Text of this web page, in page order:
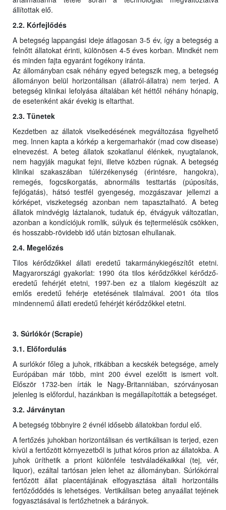
állítottak elő.
2.2. Kórfejlődés
A betegség lappangási ideje átlagosan 3-5 év, így a betegség a
felnőtt állatokat érinti, különösen 4-5 éves korban. Mindkét nem
és minden fajta egyaránt fogékony iránta.
Az állományban csak néhány egyed betegszik meg, a betegség
állományon belül horizontálisan (állatról-állatra) nem terjed. A
betegség klinikai lefolyása általában két héttől néhány hónapig,
de esetenként akár évekig is eltarthat.
2.3. Tünetek
Kezdetben az állatok viselkedésének megváltozása figyelhető
meg. Innen kapta a kórkép a kergemarhakór (mad cow disease)
elnevezést. A beteg állatok szokatlanul élénkek, nyugtalanok,
nem hagyják magukat fejni, illetve közben rúgnak. A betegség
klinikai szakaszában túlérzékenység (érintésre, hangokra),
remegés, fogcsikorgatás, abnormális testtartás (púposítás,
fejlógatás), hátsó testfél gyengeség, mozgászavar jellemzi a
kórképet, viszketegség azonban nem tapasztalható. A beteg
állatok mindvégig láztalanok, tudatuk ép, étvágyuk változatlan,
azonban a kondíciójuk romlik, súlyuk és tejtermelésük csökken,
és hosszabb-rövidebb idő után biztosan elhullanak.
2.4. Megelőzés
Tilos kérődzőkkel állati eredetű takarmánykiegészítőt etetni.
Magyarországi gyakorlat: 1990 óta tilos kérődzőkkel kérődző-
eredetű fehérjét etetni, 1997-ben ez a tilalom kiegészült az
emlős eredetű fehérje etetésének tilalmával. 2001 óta tilos
mindennemű állati eredetű fehérjét kérődzőkkel etetni.
3. Súrlókór (Scrapie)
3.1. Előfordulás
A surlókór főleg a juhok, ritkábban a kecskék betegsége, amely
Európában már több, mint 200 évvel ezelőtt is ismert volt.
Először 1732-ben írták le Nagy-Britanniában, szórványosan
jelenleg is előfordul, hazánkban is megállapították a betegséget.
3.2. Járványtan
A betegség többnyire 2 évnél idősebb állatokban fordul elő.
A fertőzés juhokban horizontálisan és vertikálisan is terjed, ezen
kívül a fertőzött környezetből is juthat kóros prion az állatokba. A
juhok üríthetik a priont különféle testváladékaikkal (tej, vér,
liquor), ezáltal tartósan jelen lehet az állományban. Súrlókórral
fertőzött állat placentájának elfogyasztása általi horizontális
fertőződődés is lehetséges. Vertikálisan beteg anyaállat tejének
fogyasztásával is fertőzhetnek a bárányok.